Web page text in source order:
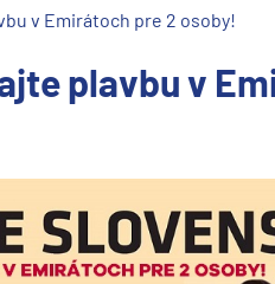
v Emirátoch pre 2 osoby!
plavbu v